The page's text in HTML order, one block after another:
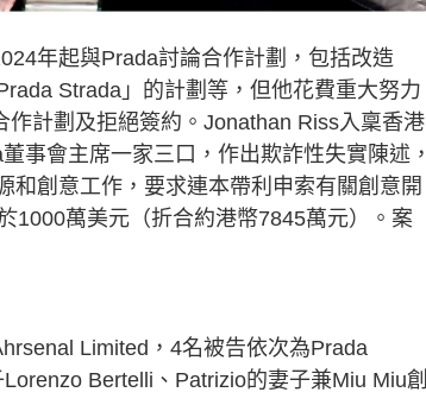
年起與Prada討論合作計劃，包括改造
Strada」的計劃等，但他花費重大努力
計劃及拒絕簽約。Jonathan Riss入稟香港
事會主席一家三口，作出欺詐性失實陳述，
和創意工作，要求連本帶利申索有關創意開
1000萬美元（折合約港幣7845萬元）。案
Limited，4名被告依次為Prada
Bertelli、Patrizio的妻子兼Miu Miu創